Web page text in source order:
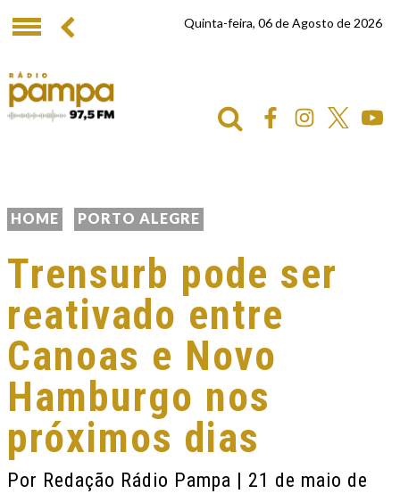
Quinta-feira, 06 de Agosto de 2026
HOME PORTO ALEGRE
Trensurb pode ser
reativado entre
Canoas e Novo
Hamburgo nos
próximos dias
Por Redação Rádio Pampa | 21 de maio de